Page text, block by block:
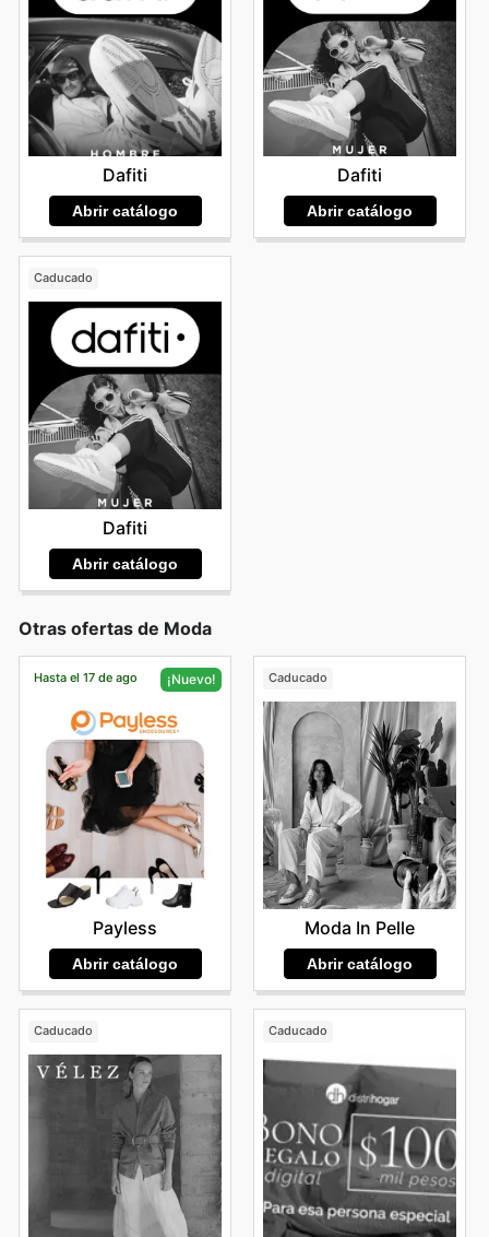
Dafiti
Abrir catálogo
Dafiti
Abrir catálogo
Caducado
Dafiti
Abrir catálogo
Otras ofertas de Moda
Hasta el 17 de ago ¡Nuevo!
Payless
Abrir catálogo
Caducado
Moda In Pelle
Abrir catálogo
Caducado Caducado